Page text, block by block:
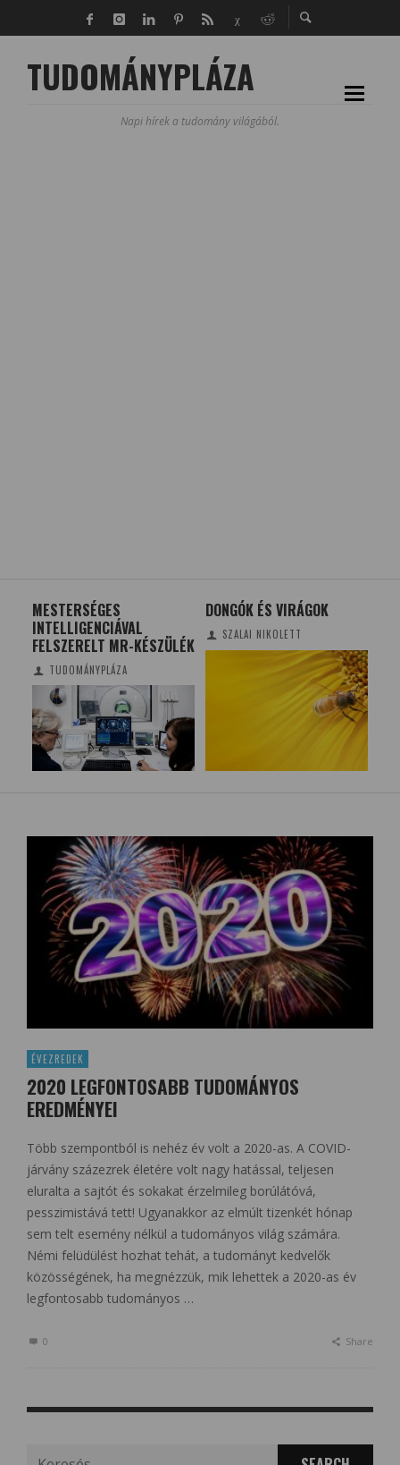
TUDOMÁNYPLÁZA
Napi hírek a tudomány világából.
MESTERSÉGES
INTELLIGENCIÁVAL
FELSZERELT MR-KÉSZÜLÉK
TUDOMÁNYPLÁZA
DONGÓK ÉS VIRÁGOK
SZALAI NIKOLETT
ÉVEZREDEK
2020 LEGFONTOSABB TUDOMÁNYOS
EREDMÉNYEI
Több szempontból is nehéz év volt a 2020-as. A COVID-
járvány százezrek életére volt nagy hatással, teljesen
eluralta a sajtót és sokakat érzelmileg borúlátóvá,
pesszimistává tett! Ugyanakkor az elmúlt tizenkét hónap
sem telt esemény nélkül a tudományos világ számára.
Némi felüdülést hozhat tehát, a tudományt kedvelők
közösségének, ha megnézzük, mik lehettek a 2020-as év
legfontosabb tudományos …
0 Share